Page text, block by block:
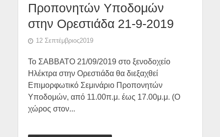
Προπονητών Υποδομών
στην Ορεστιάδα 21-9-2019
12 Σεπτέμβριος2019
Το ΣΑΒΒΑΤΟ 21/09/2019 στο ξενοδοχείο
Ηλέκτρα στην Ορεστιάδα θα διεξαχθεί
Επιμορφωτικό Σεμινάριο Προπονητών
Υποδομών, από 11.00π.μ. έως 17.00μ.μ. (Ο
χώρος στον...